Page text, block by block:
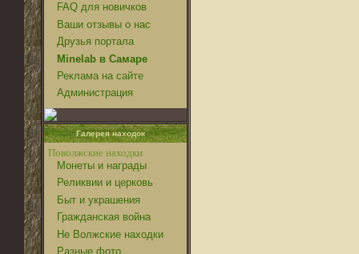
FAQ для новичков
Ваши отзывы о нас
Друзья портала
Minelab в Самаре
Реклама на сайте
Администрация
Галерея находок
Поволжские находки
Монеты и награды
Реликвии и церковь
Быт и украшения
Гражданская война
Не Волжские находки
Разные фото